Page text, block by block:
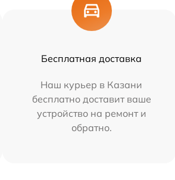
Бесплатная доставка
Наш курьер в Казани
бесплатно доставит ваше
устройство на ремонт и
обратно.